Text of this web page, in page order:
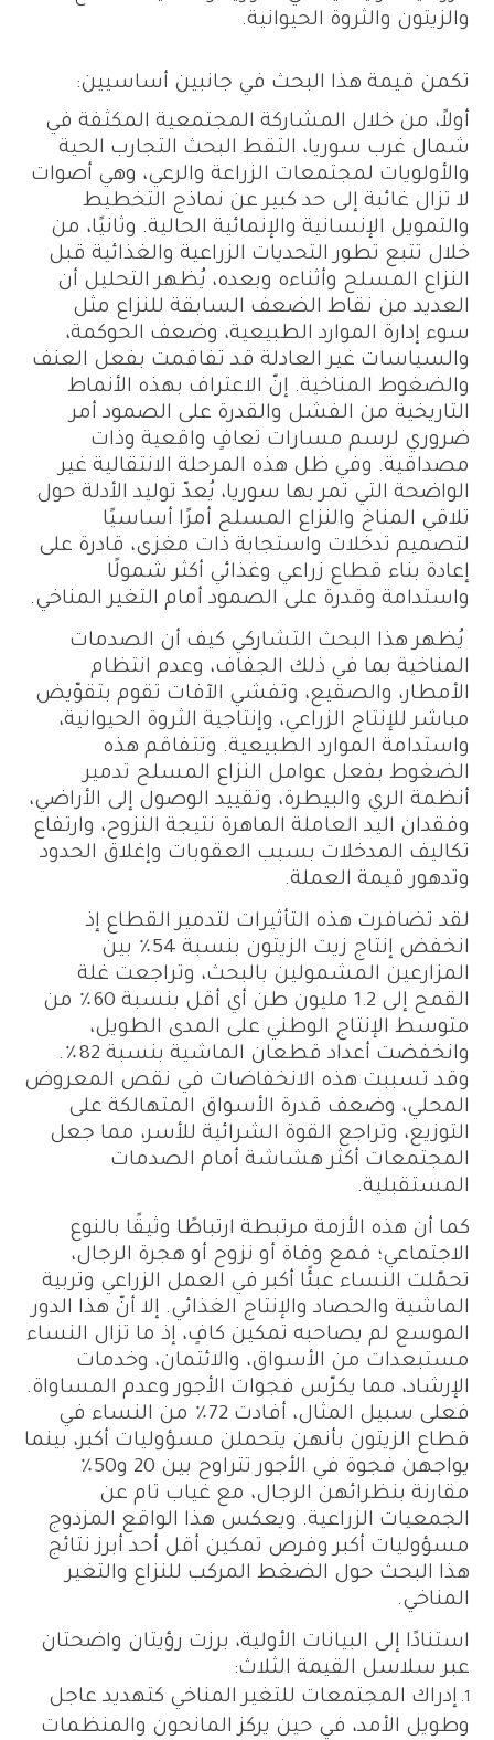
والزيتون والثروة الحيوانية.
تكمن قيمة هذا البحث في جانبين أساسيين:
أولاً، من خلال المشاركة المجتمعية المكثفة في
شمال غرب سوريا، التقط البحث التجارب الحية
والأولويات لمجتمعات الزراعة والرعي، وهي أصوات
لا تزال غائبة إلى حد كبير عن نماذج التخطيط
والتمويل الإنسانية والإنمائية الحالية. وثانيًا، من
خلال تتبع تطور التحديات الزراعية والغذائية قبل
النزاع المسلح وأثناءه وبعده، يُظهر التحليل أن
العديد من نقاط الضعف السابقة للنزاع مثل
سوء إدارة الموارد الطبيعية، وضعف الحوكمة،
والسياسات غير العادلة قد تفاقمت بفعل العنف
والضغوط المناخية. إنّ الاعتراف بهذه الأنماط
التاريخية من الفشل والقدرة على الصمود أمر
ضروري لرسم مسارات تعافٍ واقعية وذات
مصداقية. وفي ظل هذه المرحلة الانتقالية غير
الواضحة التي تمر بها سوريا، يُعدّ توليد الأدلة حول
تلاقي المناخ والنزاع المسلح أمرًا أساسيًا
لتصميم تدخلات واستجابة ذات مغزى، قادرة على
إعادة بناء قطاع زراعي وغذائي أكثر شمولًا
واستدامة وقدرة على الصمود أمام التغير المناخي.
يُظهر هذا البحث التشاركي كيف أن الصدمات
المناخية بما في ذلك الجفاف، وعدم انتظام
الأمطار، والصقيع، وتفشي الآفات تقوم بتقوّيض
مباشر للإنتاج الزراعي، وإنتاجية الثروة الحيوانية،
واستدامة الموارد الطبيعية. وتتفاقم هذه
الضغوط بفعل عوامل النزاع المسلح تدمير
أنظمة الري والبيطرة، وتقييد الوصول إلى الأراضي،
وفقدان اليد العاملة الماهرة نتيجة النزوح، وارتفاع
تكاليف المدخلات بسبب العقوبات وإغلاق الحدود
وتدهور قيمة العملة.
لقد تضافرت هذه التأثيرات لتدمير القطاع إذ
انخفض إنتاج زيت الزيتون بنسبة 54٪ بين
المزارعين المشمولين بالبحث، وتراجعت غلة
القمح إلى 1.2 مليون طن أي أقل بنسبة 60٪ من
متوسط الإنتاج الوطني على المدى الطويل،
وانخفضت أعداد قطعان الماشية بنسبة 82٪.
وقد تسببت هذه الانخفاضات في نقص المعروض
المحلي، وضعف قدرة الأسواق المتهالكة على
التوزيع، وتراجع القوة الشرائية للأسر، مما جعل
المجتمعات أكثر هشاشة أمام الصدمات
المستقبلية.
كما أن هذه الأزمة مرتبطة ارتباطًا وثيقًا بالنوع
الاجتماعي؛ فمع وفاة أو نزوح أو هجرة الرجال،
تحمّلت النساء عبئًا أكبر في العمل الزراعي وتربية
الماشية والحصاد والإنتاج الغذائي. إلا أنّ هذا الدور
الموسع لم يصاحبه تمكين كافٍ، إذ ما تزال النساء
مستبعدات من الأسواق، والائتمان، وخدمات
الإرشاد، مما يكرّس فجوات الأجور وعدم المساواة.
فعلى سبيل المثال، أفادت 72٪ من النساء في
قطاع الزيتون بأنهن يتحملن مسؤوليات أكبر، بينما
يواجهن فجوة في الأجور تتراوح بين 20 و50٪
مقارنة بنظرائهن الرجال، مع غياب تام عن
الجمعيات الزراعية. ويعكس هذا الواقع المزدوج
مسؤوليات أكبر وفرص تمكين أقل أحد أبرز نتائج
هذا البحث حول الضغط المركب للنزاع والتغير
المناخي.
استنادًا إلى البيانات الأولية، برزت رؤيتان واضحتان
عبر سلاسل القيمة الثلاث:
إدراك المجتمعات للتغير المناخي كتهديد عاجل
وطويل الأمد، في حين يركز المانحون والمنظمات